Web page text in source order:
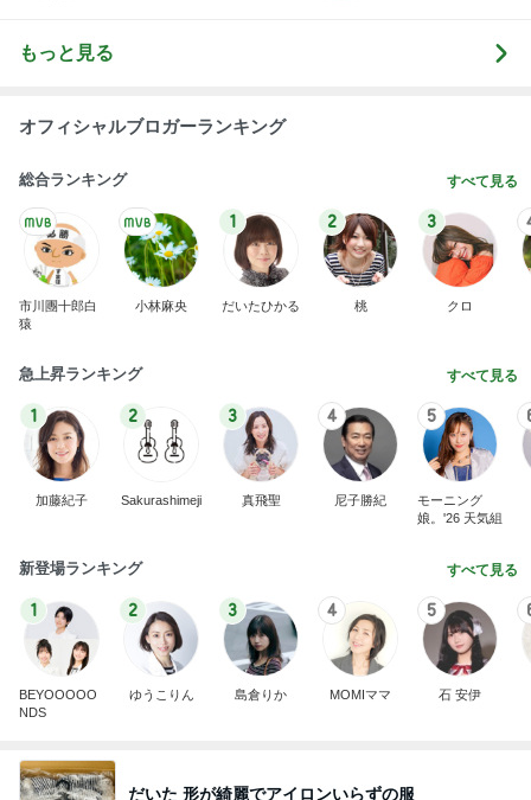
もっと見る
オフィシャルブロガーランキング
総合ランキング すべて見る
市川團十郎白
猿
小林麻央
1
だいたひかる
2
桃
3
クロ
急上昇ランキング すべて見る
1
加藤紀子
2
Sakurashimeji
3
真飛聖
4
尼子勝紀
5
モーニング
娘。'26 天気組
新登場ランキング すべて見る
1
BEYOOOOO
NDS
2
ゆうこりん
3
島倉りか
4
MOMIママ
5
石 安伊
だいた 形が綺麗でアイロンいらずの服